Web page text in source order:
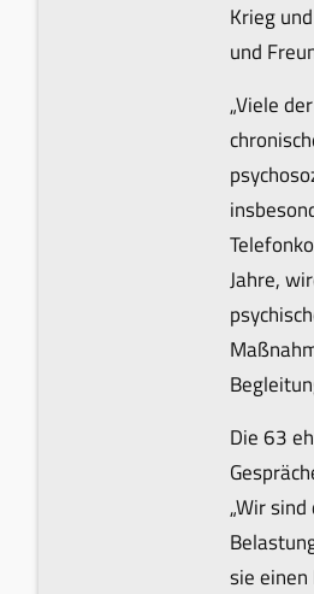
Krieg
und
„Viele
Jahre,
Die 63
„Wir
sie